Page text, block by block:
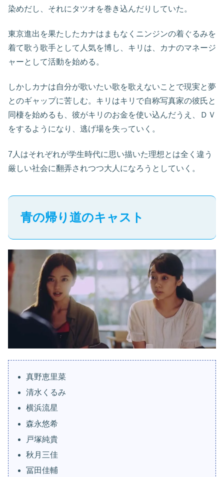
染めだし、それにタツオを巻き込んだりしていた。
東京進出を果たしたカナはまもなくニンジンの着ぐるみを
着て歌う歌手として人気を博し、キリは、カナのマネージ
ャーとして活動を始める。
しかしカナは自分が歌いたい歌を歌えないことで現実と夢
とのギャップに苦しむ。キリはキリで自称写真家の彼氏と
同棲を始めるも、彼がキリのお金を使い込んだうえ、ＤＶ
をするようになり、逃げ場を失っていく。
7人はそれぞれが学生時代に思い描いた理想とは全く違う
厳しい社会に翻弄されつつ大人になろうとしていく。
青の帰り道のキャスト
真野恵里菜
清水くるみ
横浜流星
森永悠希
戸塚純貴
秋月三佳
冨田佳輔